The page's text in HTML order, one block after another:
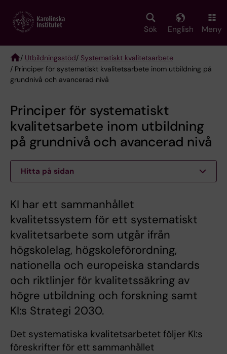
main
Sök English Meny
Breadcrumb
/ Utbildningsstöd/ Systematiskt kvalitetsarbete
/ Principer för systematiskt kvalitetsarbete inom utbildning på
grundnivå och avancerad nivå
Principer för systematiskt
kvalitetsarbete inom utbildning
på grundnivå och avancerad nivå
Hitta på sidan
KI har ett sammanhållet
kvalitetssystem för ett systematiskt
kvalitetsarbete som utgår ifrån
högskolelag, högskoleförordning,
nationella och europeiska standards
och riktlinjer för kvalitetssäkring av
högre utbildning och forskning samt
KI:s Strategi 2030.
Det systematiska kvalitetsarbetet följer KI:s
föreskrifter för ett sammanhållet